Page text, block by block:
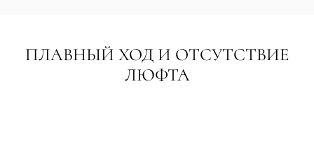
ПЛАВНЫЙ ХОД И ОТСУТСТВИЕ
ЛЮФТА